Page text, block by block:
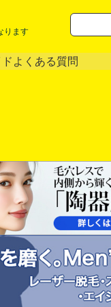
ります
よくある質問